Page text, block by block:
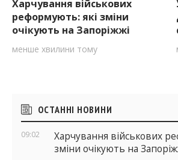
Харчування військових
реформують: які зміни
очікують на Запоріжжі
менше хвилини тому
Бічні
віджети
ОСТАННІ НОВИНИ
09:02
Харчування військових
зміни очікують на